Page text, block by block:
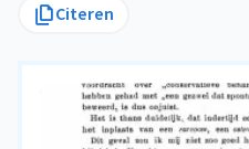
Citeren